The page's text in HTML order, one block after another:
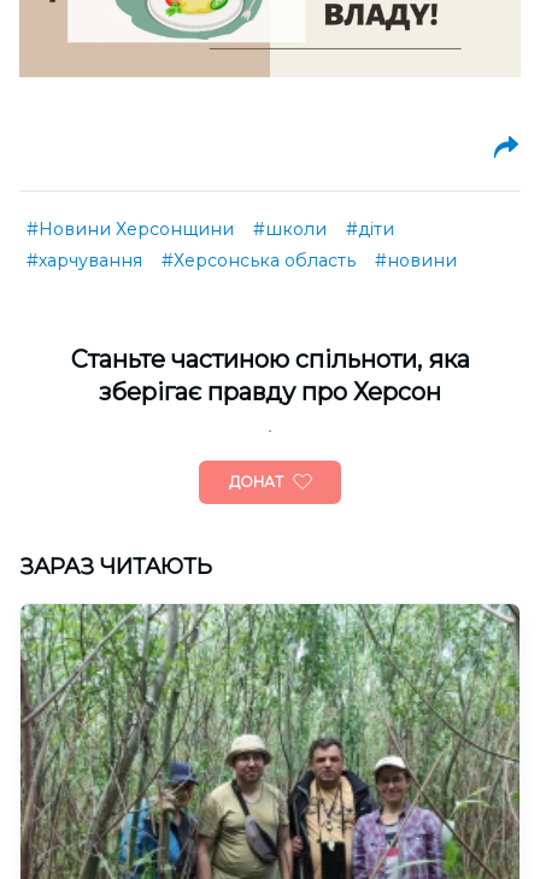
#Новини Херсонщини #школи
#діти
#харчування
#Херсонська область #новини
Cтаньте частиною спільноти, яка
зберігає правду про Херсон
ДОНАТ
ЗАРАЗ ЧИТАЮТЬ